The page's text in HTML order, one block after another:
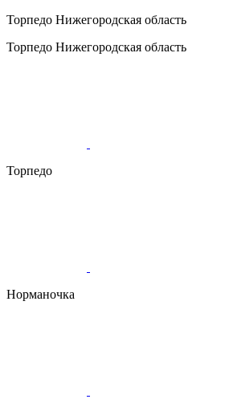
Торпедо Нижегородская область
Торпедо Нижегородская область
Торпедо
Норманочка